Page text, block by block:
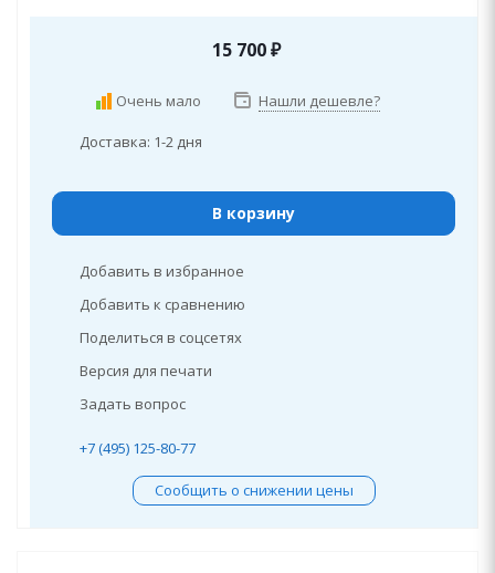
15 700₽
Очень мало Нашли дешевле?
Доставка: 1-2 дня
В корзину
Добавить в избранное
Добавить к сравнению
Поделиться в соцсетях
Версия для печати
Задать вопрос
+7 (495) 125-80-77
Сообщить о снижении цены